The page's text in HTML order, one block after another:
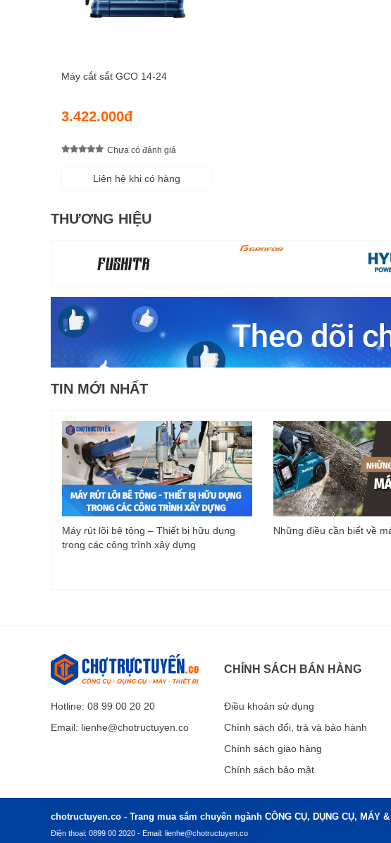
Máy cắt sắt GCO 14-24
3.422.000đ
Chưa có đánh giá
Liên hệ khi có hàng
THƯƠNG HIỆU
TIN MỚI NHẤT
Máy rút lõi bê tông – Thiết bị hữu dụng
trong các công trình xây dựng
Những điều cần biết về
Hotline: 08 99 00 20 20
Email: lienhe@chotructuyen.co
CHÍNH SÁCH BÁN HÀNG
Điều khoản sử dụng
Chính sách đổi, trả và bảo hành
Chính sách giao hàng
Chính sách bảo mật
chotructuyen.co - Trang mua sắm chuyên ngành CÔNG CỤ, DỤNG CỤ,
Điện thoại: 0899 00 2020 - Email: lienhe@chotructuyen.co